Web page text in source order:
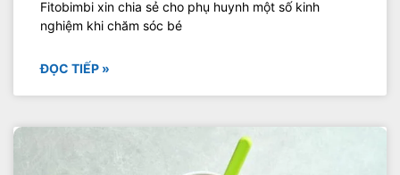
Fitobimbi xin chia sẻ cho phụ huynh một số kinh
nghiệm khi chăm sóc bé
ĐỌC TIẾP »